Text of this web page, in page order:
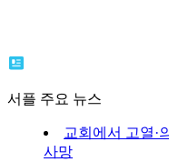
서플 주요 뉴스
교회에서 고열·
사망